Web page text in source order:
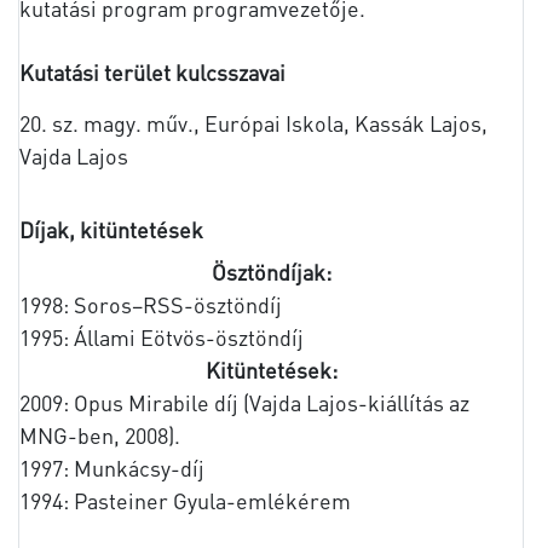
kutatási program programvezetője.
Kutatási terület kulcsszavai
20. sz. magy. műv., Európai Iskola, Kassák Lajos,
Vajda Lajos
Díjak, kitüntetések
Ösztöndíjak:
1998: Soros–RSS-ösztöndíj
1995: Állami Eötvös-ösztöndíj
Kitüntetések:
2009: Opus Mirabile díj (Vajda Lajos-kiállítás az
MNG-ben, 2008).
1997: Munkácsy-díj
1994: Pasteiner Gyula-emlékérem